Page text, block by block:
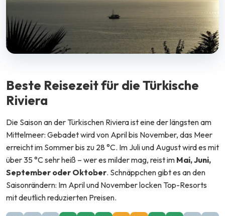
Beste Reisezeit für die Türkische
Riviera
Die Saison an der Türkischen Riviera ist eine der längsten am
Mittelmeer: Gebadet wird von April bis November, das Meer
erreicht im Sommer bis zu 28 °C. Im Juli und August wird es mit
über 35 °C sehr heiß – wer es milder mag, reist im Mai, Juni,
September oder Oktober. Schnäppchen gibt es an den
Saisonrändern: Im April und November locken Top-Resorts
mit deutlich reduzierten Preisen.